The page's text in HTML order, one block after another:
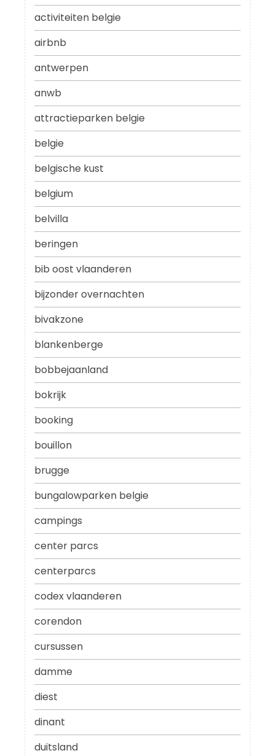
activiteiten belgie
airbnb
antwerpen
anwb
attractieparken belgie
belgie
belgische kust
belgium
belvilla
beringen
bib oost vlaanderen
bijzonder overnachten
bivakzone
blankenberge
bobbejaanland
bokrijk
booking
bouillon
brugge
bungalowparken belgie
campings
center parcs
centerparcs
codex vlaanderen
corendon
cursussen
damme
diest
dinant
duitsland